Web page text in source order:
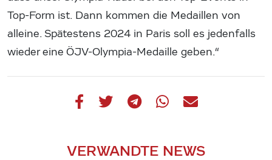
Top-Form ist. Dann kommen die Medaillen von
alleine. Spätestens 2024 in Paris soll es jedenfalls
wieder eine ÖJV-Olympia-Medaille geben.“
VERWANDTE NEWS